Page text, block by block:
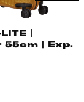
|
55cm | Exp.